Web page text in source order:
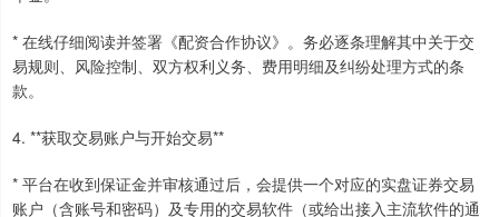
* 在线仔细阅读并签署《配资合作协议》。务必逐条理解其中关于交
易规则、风险控制、双方权利义务、费用明细及纠纷处理方式的条
款。
4. **获取交易账户与开始交易**
* 平台在收到保证金并审核通过后，会提供一个对应的实盘证券交易
账户（含账号和密码）及专用的交易软件（或给出接入主流软件的通